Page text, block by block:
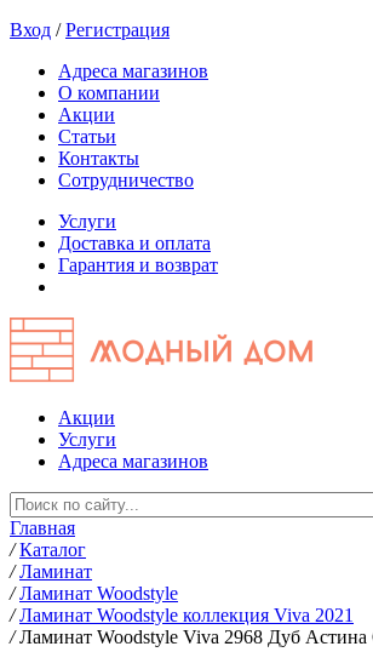
Вход /Регистрация
Адреса магазинов
О компании
Акции
Статьи
Контакты
Сотрудничество
Услуги
Доставка и оплата
Гарантия и возврат
Акции
Услуги
Адреса магазинов
Главная
/ Каталог
/ Ламинат
/ Ламинат Woodstyle
/ Ламинат Woodstyle коллекция Viva 2021
/ Ламинат Woodstyle Viva 2968 Дуб